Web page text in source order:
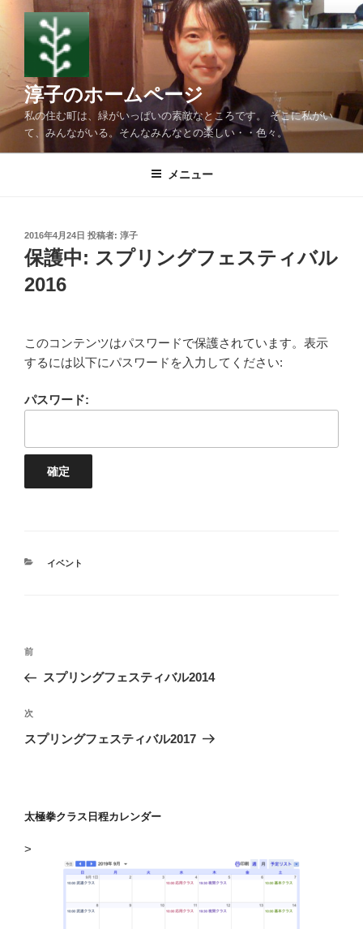
ン
ン
ツ
へ
ス
淳子のホームページ
私の住む町は、緑がいっぱいの素敵なところです。 そこに私がい
て、みんながいる。そんなみんなとの楽しい・・色々。
メニュー
投
稿
日:
2016年4月24日 投稿者: 淳子
保護中: スプリングフェスティバル
2016
このコンテンツはパスワードで保護されています。表示
するには以下にパスワードを入力してください:
パスワード:
カ
イベント
投
ナ
ビ
ゲ
ン
前
の
稿
前
スプリングフェスティバル2014
次
の
次
スプリングフェスティバル2017
太極拳クラス日程カレンダー
>